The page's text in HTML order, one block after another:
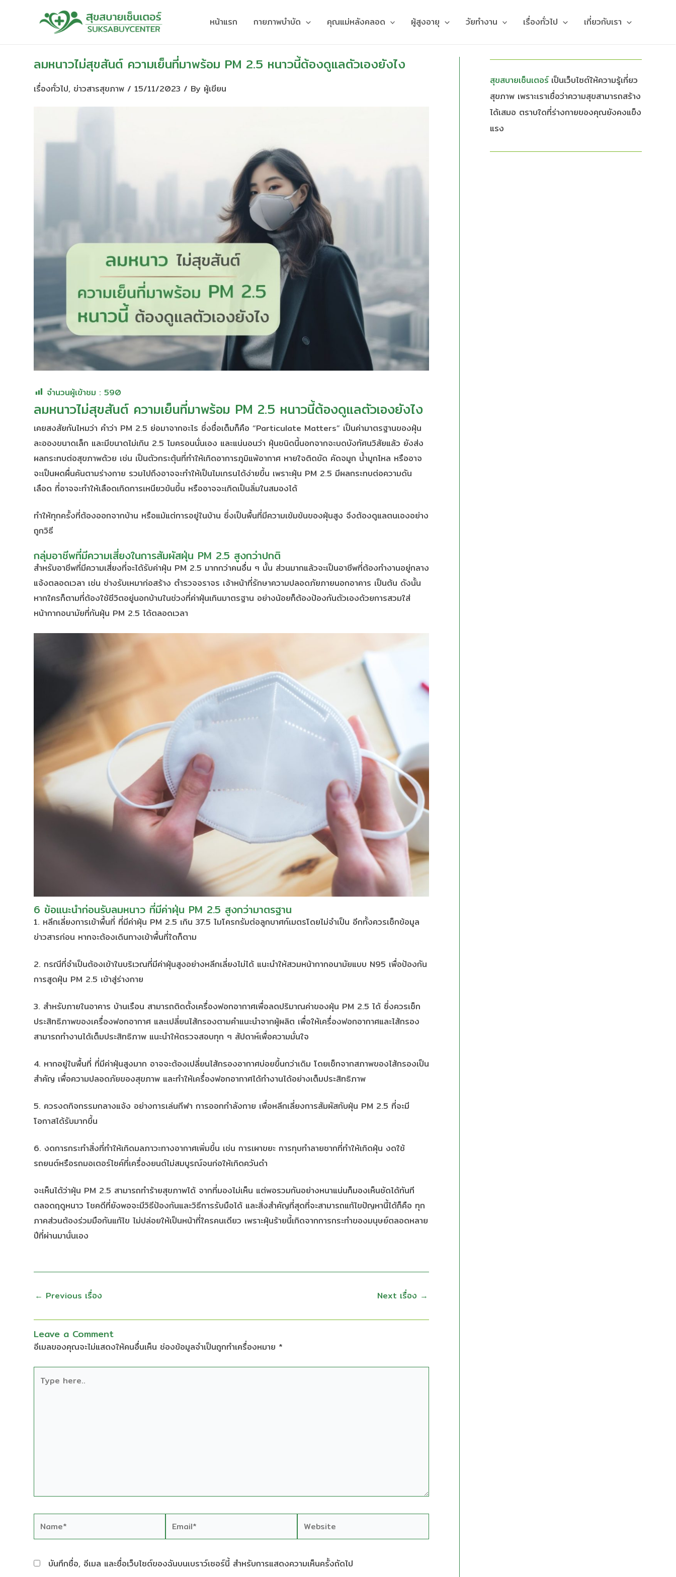
หน้าแรก กายภาพบำบัด คุณแม่หลังคลอด ผู้สูงอายุ วัยทำงาน เรื่องทั่วไป เกี่ยวกับเรา
ลมหนาวไม่สุขสันต์ ความเย็นที่มาพร้อม PM 2.5 หนาวนี้ต้องดูแลตัวเองยังไง
เรื่องทั่วไป, ข่าวสารสุขภาพ / 15/11/2023 / By ผู้เขียน
จำนวนผู้เข้าชม : 590
ลมหนาวไม่สุขสันต์ ความเย็นที่มาพร้อม PM 2.5 หนาวนี้ต้องดูแลตัวเองยังไง
เคยสงสัยกันไหมว่า คำว่า PM 2.5 ย่อมาจากอะไร ซึ่งชื่อเต็มก็คือ “Particulate Matters” เป็นค่ามาตรฐานของฝุ่น
ละอองขนาดเล็ก และมีขนาดไม่เกิน 2.5 ไมครอนนั่นเอง และแน่นอนว่า ฝุ่นชนิดนี้นอกจากจะบดบังทัศนวิสัยแล้ว ยังส่ง
ผลกระทบต่อสุขภาพด้วย เช่น เป็นตัวกระตุ้นที่ทำให้เกิดอาการภูมิแพ้อากาศ หายใจติดขัด คัดจมูก น้ำมูกไหล หรืออาจ
จะเป็นผดผื่นคันตามร่างกาย รวมไปถึงอาจจะทำให้เป็นไมเกรนได้ง่ายขึ้น เพราะฝุ่น PM 2.5 มีผลกระทบต่อความดัน
เลือด ที่อาจจะทำให้เลือดเกิดการเหนียวข้นขึ้น หรืออาจจะเกิดเป็นลิ่มในสมองได้
ทำให้ทุกครั้งที่ต้องออกจากบ้าน หรือแม้แต่การอยู่ในบ้าน ซึ่งเป็นพื้นที่มีความเข้มข้นของฝุ่นสูง จึงต้องดูแลตนเองอย่าง
ถูกวิธี
กลุ่มอาชีพที่มีความเสี่ยงในการสัมผัสฝุ่น PM 2.5 สูงกว่าปกติ
สำหรับอาชีพที่มีความเสี่ยงที่จะได้รับค่าฝุ่น PM 2.5 มากกว่าคนอื่น ๆ นั้น ส่วนมากแล้วจะเป็นอาชีพที่ต้องทำงานอยู่กลาง
แจ้งตลอดเวลา เช่น ช่างรับเหมาก่อสร้าง ตำรวจจราจร เจ้าหน้าที่รักษาความปลอดภัยภายนอกอาคาร เป็นต้น ดังนั้น
หากใครก็ตามที่ต้องใช้ชีวิตอยู่นอกบ้านในช่วงที่ค่าฝุ่นเกินมาตรฐาน อย่างน้อยก็ต้องป้องกันตัวเองด้วยการสวมใส่
หน้ากากอนามัยที่กันฝุ่น PM 2.5 ได้ตลอดเวลา
6 ข้อแนะนำก่อนรับลมหนาว ที่มีค่าฝุ่น PM 2.5 สูงกว่ามาตรฐาน
1. หลีกเลี่ยงการเข้าพื้นที่ ที่มีค่าฝุ่น PM 2.5 เกิน 37.5 ไมโครกรัมต่อลูกบาศก์เมตรโดยไม่จำเป็น อีกทั้งควรเช็กข้อมูล
ข่าวสารก่อน หากจะต้องเดินทางเข้าพื้นที่ใดก็ตาม
2. กรณีที่จำเป็นต้องเข้าในบริเวณที่มีค่าฝุ่นสูงอย่างหลีกเลี่ยงไม่ได้ แนะนำให้สวมหน้ากากอนามัยแบบ N95 เพื่อป้องกัน
การสูดฝุ่น PM 2.5 เข้าสู่ร่างกาย
3. สำหรับภายในอาคาร บ้านเรือน สามารถติดตั้งเครื่องฟอกอากาศเพื่อลดปริมาณค่าของฝุ่น PM 2.5 ได้ ซึ่งควรเช็ก
ประสิทธิภาพของเครื่องฟอกอากาศ และเปลี่ยนไส้กรองตามคำแนะนำจากผู้ผลิต เพื่อให้เครื่องฟอกอากาศและไส้กรอง
สามารถทำงานได้เต็มประสิทธิภาพ แนะนำให้ตรวจสอบทุก ๆ สัปดาห์เพื่อความมั่นใจ
4. หากอยู่ในพื้นที่ ที่มีค่าฝุ่นสูงมาก อาจจะต้องเปลี่ยนไส้กรองอากาศบ่อยขึ้นกว่าเดิม โดยเช็กจากสภาพของไส้กรองเป็น
สำคัญ เพื่อความปลอดภัยของสุขภาพ และทำให้เครื่องฟอกอากาศได้ทำงานได้อย่างเต็มประสิทธิภาพ
5. ควรงดกิจกรรมกลางแจ้ง อย่างการเล่นกีฬา การออกกำลังกาย เพื่อหลีกเลี่ยงการสัมผัสกับฝุ่น PM 2.5 ที่จะมี
โอกาสได้รับมากขึ้น
6. งดการกระทำสิ่งที่ทำให้เกิดมลภาวะทางอากาศเพิ่มขึ้น เช่น การเผาขยะ การทุบทำลายซากที่ทำให้เกิดฝุ่น งดใช้
รถยนต์หรือรถมอเตอร์ไซค์ที่เครื่องยนต์ไม่สมบูรณ์จนก่อให้เกิดควันดำ
จะเห็นได้ว่าฝุ่น PM 2.5 สามารถทำร้ายสุขภาพได้ จากที่มองไม่เห็น แต่พอรวมกันอย่างหนาแน่นก็มองเห็นชัดได้ทันที
ตลอดฤดูหนาว โชคดีที่ยังพอจะมีวิธีป้องกันและวิธีการรับมือได้ และสิ่งสำคัญที่สุดที่จะสามารถแก้ไขปัญหานี้ได้ก็คือ ทุก
ภาคส่วนต้องร่วมมือกันแก้ไข ไม่ปล่อยให้เป็นหน้าที่ใครคนเดียว เพราะฝุ่นร้ายนี้เกิดจากการกระทำของมนุษย์ตลอดหลาย
ปีที่ผ่านมานั่นเอง
← Previous เรื่อง Next เรื่อง →
Leave a Comment
อีเมลของคุณจะไม่แสดงให้คนอื่นเห็น ช่องข้อมูลจำเป็นถูกทำเครื่องหมาย *
here..
บันทึกชื่อ, อีเมล และชื่อเว็บไซต์ของฉันบนเบราว์เซอร์นี้ สำหรับการแสดงความเห็นครั้งถัดไป
สุขสบายเซ็นเตอร์ เป็นเว็บไซต์ให้ความรู้เกี่ยว
สุขภาพ เพราะเราเชื่อว่าความสุขสามารถสร้าง
ได้เสมอ ตราบใดที่ร่างกายของคุณยังคงแข็ง
แรง